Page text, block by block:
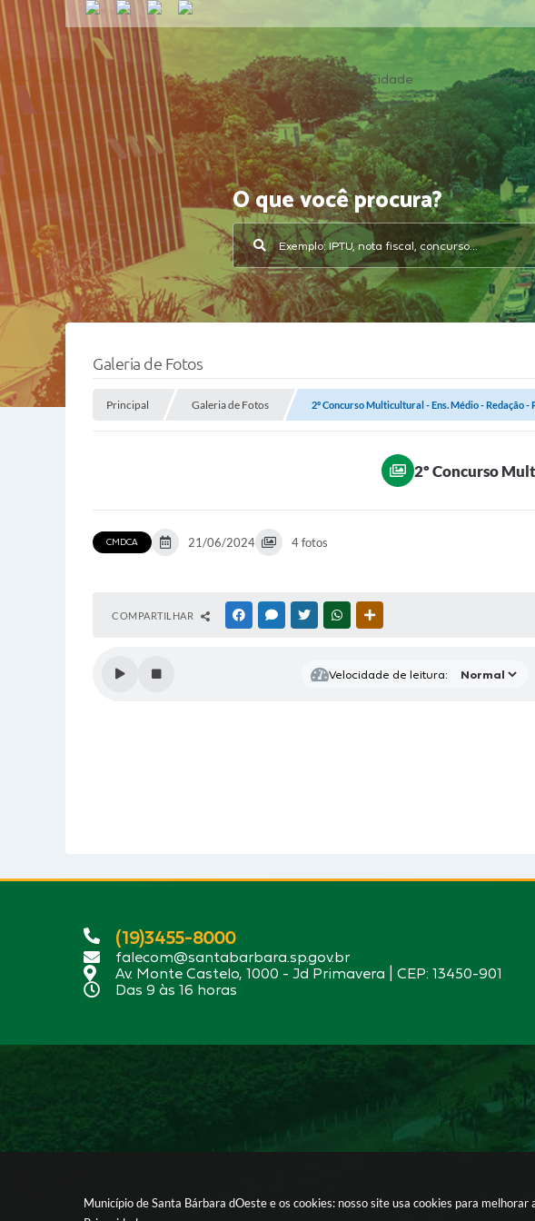
Município de Santa Bárbara dOeste e os cookies: nosso site usa cookies para
A Cidade
O que você procura?
Galeria de Fotos
Principal Galeria de Fotos 2º Concurso Multicultural - Ens. Médio - Redação -
2º Concurso
CMDCA 21/06/2024 4 fotos
COMPARTILHAR FACEBOOKMESSENGER
TWITTERWHATSAPP
Velocidade de leitura:
(19)3455-8000
falecom@santabarbara.sp.gov.br
Av. Monte Castelo, 1000 - Jd Primavera | CEP: 13450-901
Das 9 às 16 horas